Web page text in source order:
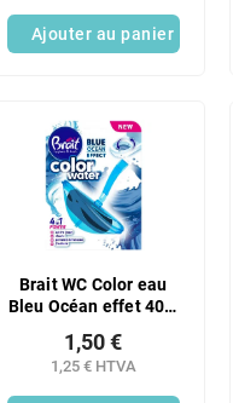
Ajouter au panier
Brait WC Color eau
Bleu Océan effet 40 g
1,25 € HTVA
1,50 €